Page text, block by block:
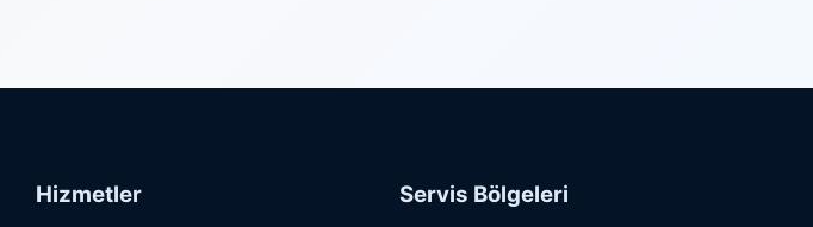
Hizmetler Servis Bölgeleri